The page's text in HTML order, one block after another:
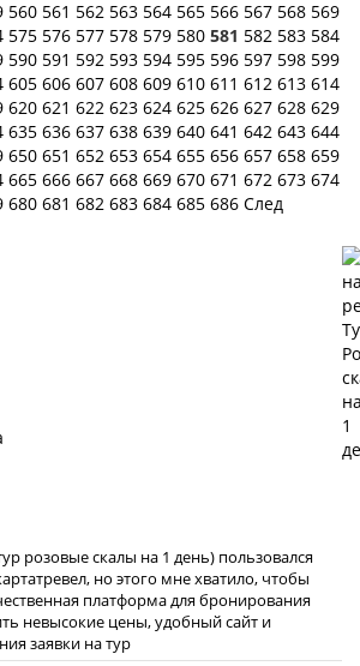
560 561 562 563 564 565 566 567 568 569
575 576 577 578 579 580 581 582 583 584
590 591 592 593 594 595 596 597 598 599
605 606 607 608 609 610 611 612 613 614
620 621 622 623 624 625 626 627 628 629
635 636 637 638 639 640 641 642 643 644
650 651 652 653 654 655 656 657 658 659
665 666 667 668 669 670 671 672 673 674
680 681 682 683 684 685 686 След
розовые скалы на 1 день) пользовался
но этого мне хватило, чтобы
платформа для бронирования
невысокие цены, удобный сайт и
заявки на тур